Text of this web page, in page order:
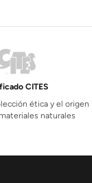
CITES
ética y el origen
naturales